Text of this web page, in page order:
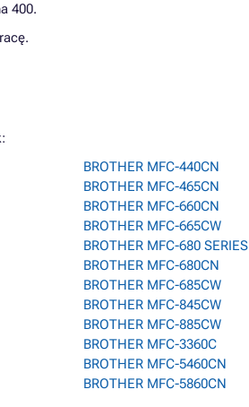
400.
BROTHER MFC-440CN
BROTHER MFC-465CN
BROTHER MFC-660CN
BROTHER MFC-665CW
BROTHER MFC-680 SERIES
BROTHER MFC-680CN
BROTHER MFC-685CW
BROTHER MFC-845CW
BROTHER MFC-885CW
BROTHER MFC-3360C
BROTHER MFC-5460CN
BROTHER MFC-5860CN